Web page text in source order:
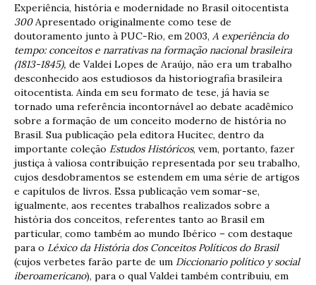
Experiência, história e modernidade no Brasil oitocentista
300Apresentado originalmente como tese de
doutoramento junto à PUC-Rio, em 2003, A experiência do
tempo: conceitos e narrativas na formação nacional brasileira
(1813-1845), de Valdei Lopes de Araújo, não era um trabalho
desconhecido aos estudiosos da historiografia brasileira
oitocentista. Ainda em seu formato de tese, já havia se
tornado uma referência incontornável ao debate acadêmico
sobre a formação de um conceito moderno de história no
Brasil. Sua publicação pela editora Hucitec, dentro da
importante coleção Estudos Históricos, vem, portanto, fazer
justiça à valiosa contribuição representada por seu trabalho,
cujos desdobramentos se estendem em uma série de artigos
e capítulos de livros. Essa publicação vem somar-se,
igualmente, aos recentes trabalhos realizados sobre a
história dos conceitos, referentes tanto ao Brasil em
particular, como também ao mundo Ibérico – com destaque
para o Léxico da História dos Conceitos Políticos do Brasil
(cujos verbetes farão parte de um Diccionario político y social
iberoamericano), para o qual Valdei também contribuiu, em